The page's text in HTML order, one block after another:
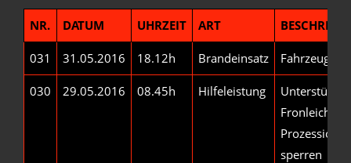
NR. DATUM UHRZEIT ART
031 31.05.2016 18.12h Brandeinsatz
030 29.05.2016 08.45h Hilfeleistung
Prozession -
sperren